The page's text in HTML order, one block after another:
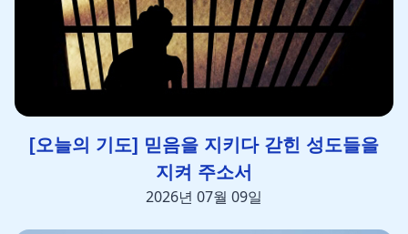
[오늘의 기도] 믿음을 지키다 갇힌 성도들을
지켜 주소서
2026년 07월 09일